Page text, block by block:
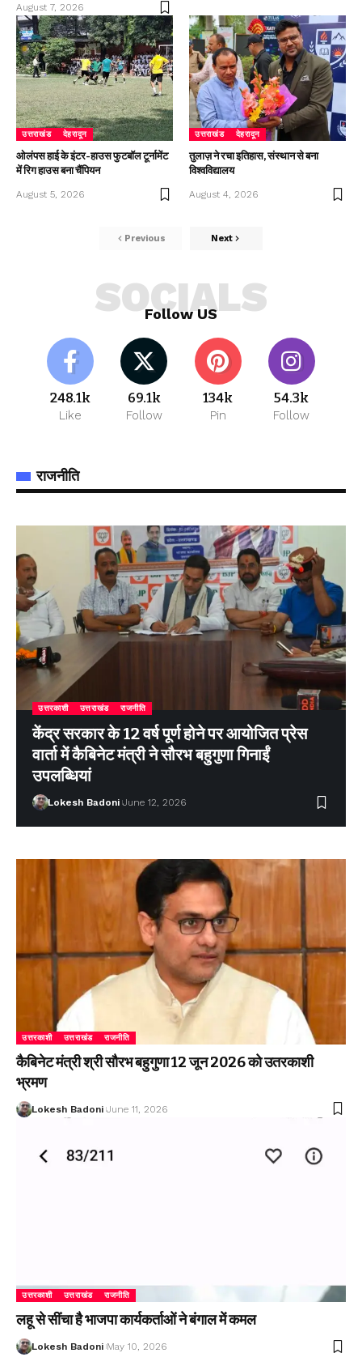
August 7, 2026
उत्तराखंड देहरादून
ओलंपस हाई के इंटर-हाउस फुटबॉल टूर्नामेंट
में रिग हाउस बना चैंपियन
August 5, 2026
उत्तराखंड देहरादून
तुलाज़ ने रचा इतिहास, संस्थान से बना
विश्वविद्यालय
August 4, 2026
Previous Next
Follow US
SOCIALS
248.1k
Like
69.1k
Follow
134k
Pin
54.3k
Follow
राजनीति
उत्तरकाशी उत्तराखंड राजनीति
केंद्र सरकार के 12 वर्ष पूर्ण होने पर आयोजित प्रेस
वार्ता में कैबिनेट मंत्री ने सौरभ बहुगुणा गिनाईं
उपलब्धियां
Lokesh Badoni June 12, 2026
उत्तरकाशी उत्तराखंड राजनीति
कैबिनेट मंत्री श्री सौरभ बहुगुणा 12 जून 2026 को उतरकाशी
भ्रमण
Lokesh Badoni June 11, 2026
उत्तरकाशी उत्तराखंड राजनीति
लहू से सींचा है भाजपा कार्यकर्ताओं ने बंगाल में कमल
Lokesh Badoni May 10, 2026